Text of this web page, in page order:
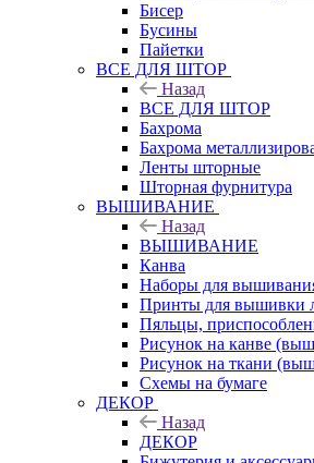
Бисер
Бусины
Пайетки
ВСЕ ДЛЯ ШТОР
Назад
ВСЕ ДЛЯ ШТОР
Бахрома
Бахрома
Ленты шторные
Шторная фурнитура
ВЫШИВАНИЕ
Назад
ВЫШИВАНИЕ
Канва
Наборы для
Принты для вышивки
Пяльцы,
Рисунок на канве
Рисунок на ткани
Схемы на бумаге
ДЕКОР
Назад
ДЕКОР